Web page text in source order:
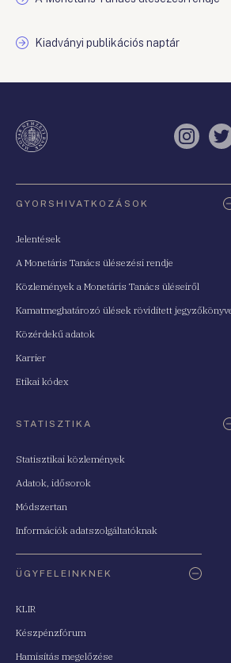
Kiadványi publikációs naptár
GYORSHIVATKOZÁSOK
Jelentések
A Monetáris Tanács ülésezési rendje
Közlemények a Monetáris Tanács üléseiről
Kamatmeghatározó ülések rövidített
Közérdekű adatok
Karrier
Etikai kódex
STATISZTIKA
Statisztikai közlemények
Adatok, idősorok
Módszertan
Információk adatszolgáltatóknak
ÜGYFELEINKNEK
KLIR
Készpénzfórum
Hamisítás megelőzése